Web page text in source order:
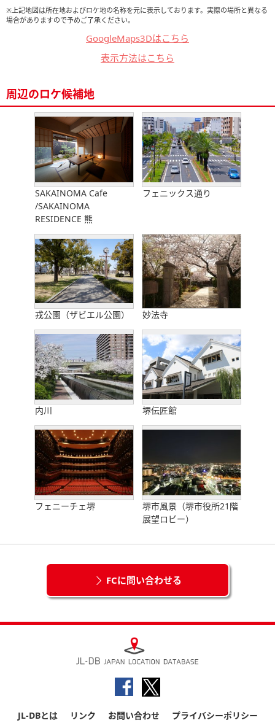
※上記地図は所在地およびロケ地の名称を元に表示しております。実際の場所と異なる
場合がありますので予めご了承ください。
GoogleMaps3Dはこちら
表示方法はこちら
周辺のロケ候補地
SAKAINOMA Cafe
/SAKAINOMA
RESIDENCE 熊
フェニックス通り
戎公園（ザビエル公園） 妙法寺
内川 堺伝匠館
フェニーチェ堺
堺市風景（堺市役所21階
展望ロビー）
FCに問い合わせる
JL-DBとは リンク お問い合わせ プライバシーポリシー